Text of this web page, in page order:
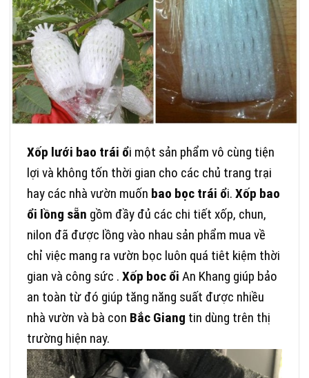
Xốp lưới bao trái ổi một sản phẩm vô cùng tiện
lợi và không tốn thời gian cho các chủ trang trại
hay các nhà vườn muốn bao bọc trái ổi. Xốp bao
ổi lồng sẵn gồm đầy đủ các chi tiết xốp, chun,
nilon đã được lồng vào nhau sản phẩm mua về
chỉ việc mang ra vườn bọc luôn quá tiêt kiệm thời
gian và công sức . Xốp boc ổi An Khang giúp bảo
an toàn từ đó giúp tăng năng suất được nhiều
nhà vườn và bà con Bắc Giang tin dùng trên thị
trường hiện nay.